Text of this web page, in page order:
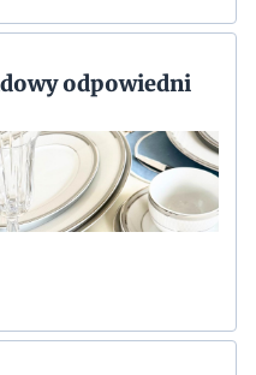
odpowiedni